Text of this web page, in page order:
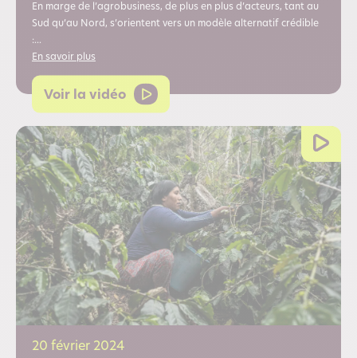
En marge de l’agrobusiness, de plus en plus d’acteurs, tant au
Sud qu’au Nord, s’orientent vers un modèle alternatif crédible
:...
En savoir plus
Voir la vidéo
20 février 2024